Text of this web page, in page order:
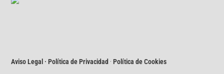
Aviso Legal · Política de Privacidad ·Política de Cookies